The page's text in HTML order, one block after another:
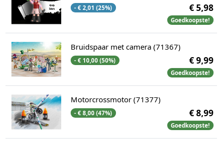
- € 2,01 (25%) € 5,98
Goedkoopste!
Bruidspaar met camera (71367)
- € 10,00 (50%) € 9,99
Goedkoopste!
Motorcrossmotor (71377)
- € 8,00 (47%) € 8,99
Goedkoopste!